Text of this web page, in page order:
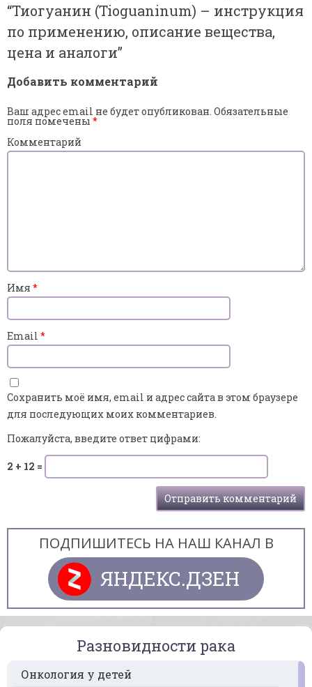
“Тиогуанин (Tioguaninum) – инструкция
по применению, описание вещества,
цена и аналоги”
Добавить комментарий
Ваш адрес email не будет опубликован. Обязательные
поля помечены *
Комментарий
Имя *
Email *
Сохранить моё имя, email и адрес сайта в этом браузере
для последующих моих комментариев.
Пожалуйста, введите ответ цифрами:
2 + 12 =
ПОДПИШИТЕСЬ НА НАШ КАНАЛ В
ЯНДЕКС.ДЗЕН
Разновидности рака
Онкология у детей